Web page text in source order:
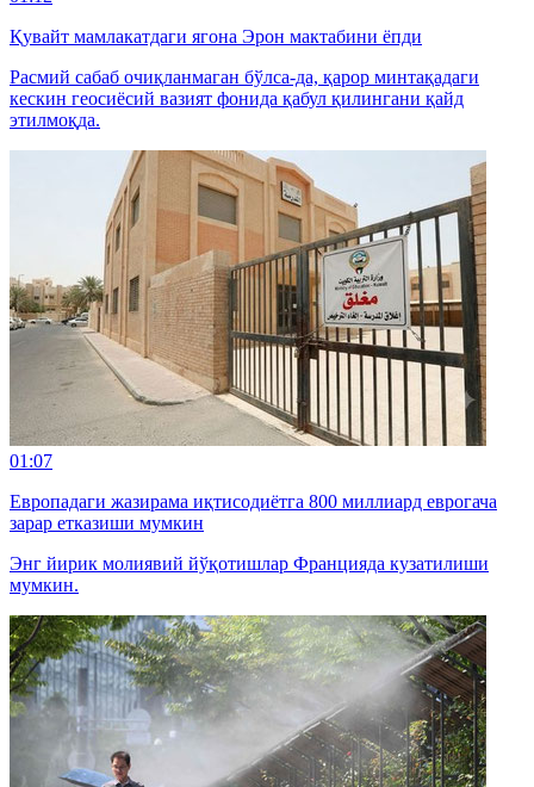
Қувайт мамлакатдаги ягона Эрон мактабини ёпди
Расмий сабаб очиқланмаган бўлса-да, қарор минтақадаги
кескин геосиёсий вазият фонида қабул қилингани қайд
этилмоқда.
01:07
Европадаги жазирама иқтисодиётга 800 миллиард еврогача
зарар етказиши мумкин
Энг йирик молиявий йўқотишлар Францияда кузатилиши
мумкин.